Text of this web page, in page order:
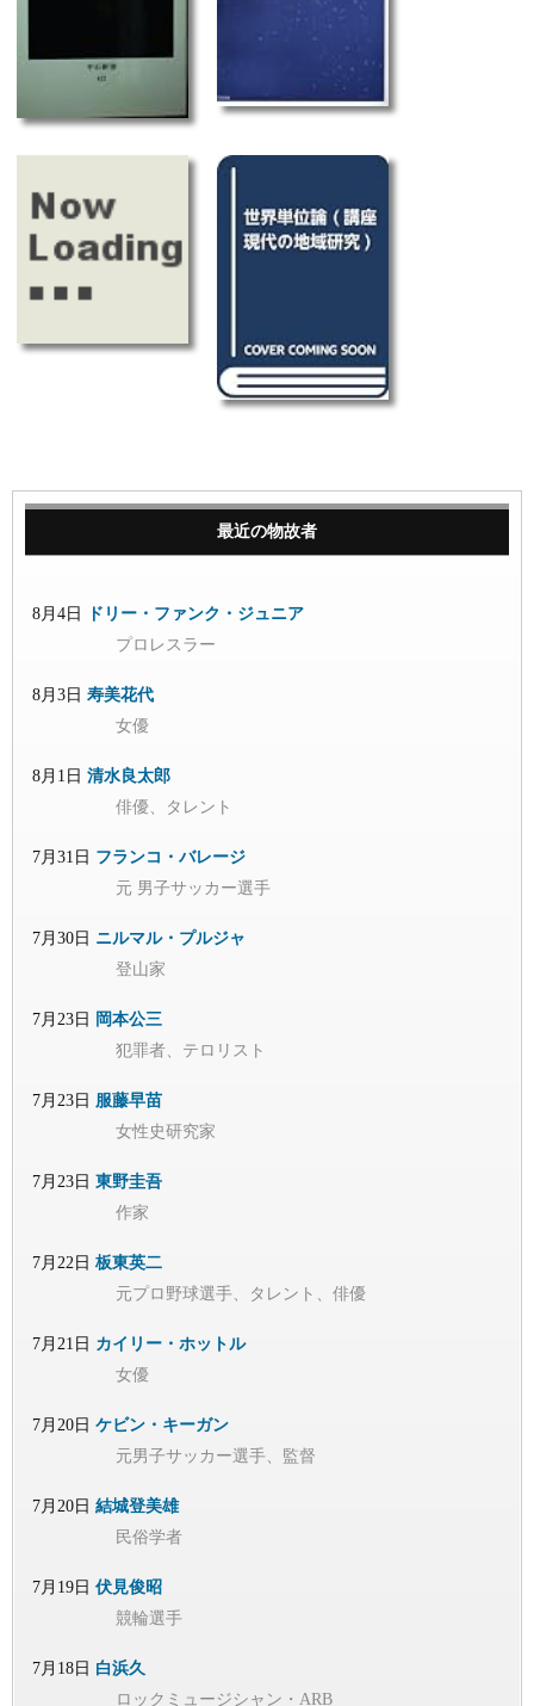
最近の物故者
8月4日
ドリー・ファンク・ジュニア
プロレスラー
8月3日 寿美花代
女優
8月1日 清水良太郎
俳優、タレント
7月31日 フランコ・バレージ
元 男子サッカー選手
7月30日 ニルマル・プルジャ
登山家
7月23日 岡本公三
犯罪者、テロリスト
7月23日 服藤早苗
女性史研究家
7月23日 東野圭吾
作家
7月22日 板東英二
元プロ野球選手、タレント、俳優
7月21日 カイリー・ホットル
女優
7月20日 ケビン・キーガン
元男子サッカー選手、監督
7月20日 結城登美雄
民俗学者
7月19日 伏見俊昭
競輪選手
7月18日 白浜久
ロックミュージシャン・ARB